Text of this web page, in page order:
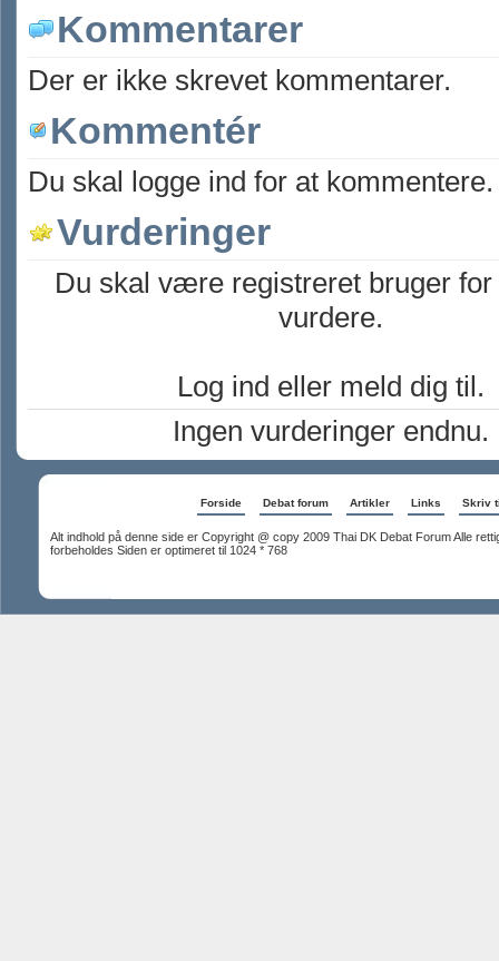
Kommentarer
Der er ikke skrevet kommentarer.
Kommentér
Du skal logge ind for at kommentere.
Vurderinger
Du skal være registreret bruger for
vurdere.
Log ind eller meld dig til.
Ingen vurderinger endnu.
Forside Debat forum Artikler Links Skriv
Alt indhold på denne side er Copyright @ copy 2009 Thai DK Debat Forum Alle
forbeholdes Siden er optimeret til 1024 * 768